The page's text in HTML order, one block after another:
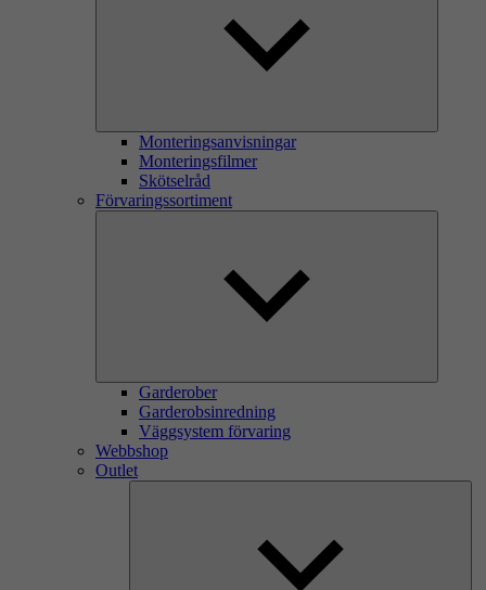
Monteringsanvisningar
Monteringsfilmer
Skötselråd
Förvaringssortiment
Garderober
Garderobsinredning
Väggsystem förvaring
Webbshop
Outlet